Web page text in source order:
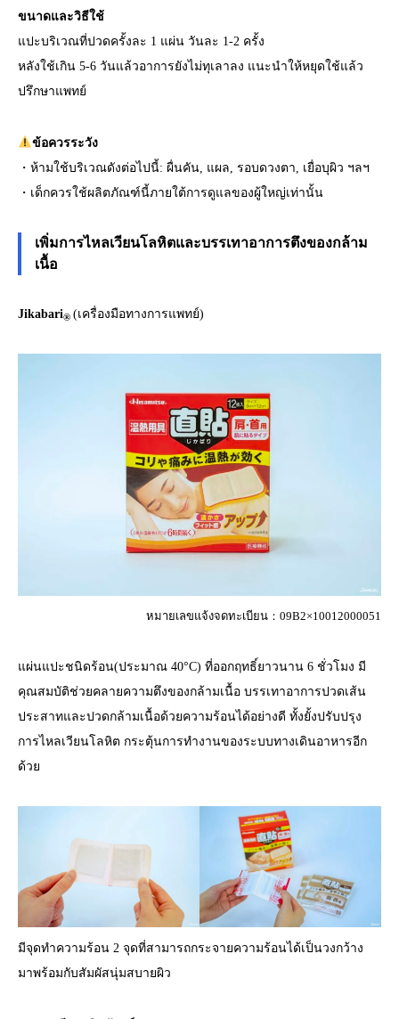
ขนาดและวิธีใช้
แปะบริเวณที่ปวดครั้งละ 1 แผ่น วันละ 1-2 ครั้ง
หลังใช้เกิน 5-6 วันแล้วอาการยังไม่ทุเลาลง แนะนำให้หยุดใช้แล้ว
ปรึกษาแพทย์
ข้อควรระวัง
・ห้ามใช้บริเวณดังต่อไปนี้: ผื่นคัน, แผล, รอบดวงตา, ​​เยื่อบุผิว ฯลฯ
・เด็กควรใช้ผลิตภัณฑ์นี้ภายใต้การดูแลของผู้ใหญ่เท่านั้น
เพิ่มการไหลเวียนโลหิตและบรรเทาอาการตึงของกล้าม
เนื้อ
Jikabari® (เครื่องมือทางการแพทย์)
หมายเลขแจ้งจดทะเบียน：09B2×10012000051
แผ่นแปะชนิดร้อน(ประมาณ 40°C) ที่ออกฤทธิ์ยาวนาน 6 ชั่วโมง มี
คุณสมบัติช่วยคลายความตึงของกล้ามเนื้อ บรรเทาอาการปวดเส้น
ประสาทและปวดกล้ามเนื้อด้วยความร้อนได้อย่างดี ทั้งยั้งปรับปรุง
การไหลเวียนโลหิต กระตุ้นการทำงานของระบบทางเดินอาหารอีก
ด้วย
มีจุดทำความร้อน 2 จุดที่สามารถกระจายความร้อนได้เป็นวงกว้าง
มาพร้อมกับสัมผัสนุ่มสบายผิว